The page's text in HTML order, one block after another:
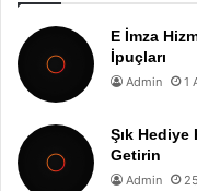
E İmza
İpuçları
Admin 1
Şık Hediye
Getirin
Admin